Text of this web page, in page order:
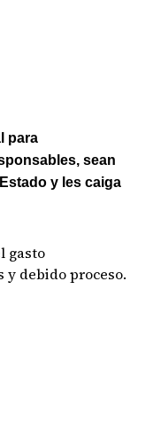
para
sean
y les caiga
gasto
y debido proceso.